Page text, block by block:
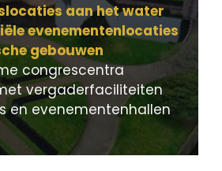
aan het water
evenementenlocaties
gebouwen
congrescentra
vergaderfaciliteiten
en evenementenhallen